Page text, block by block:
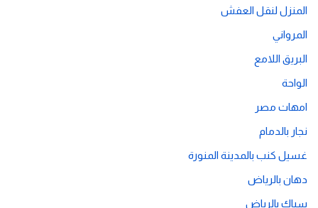
المنزل لنقل العفش
المرواني
البريق اللامع
الواحة
امهات مصر
نجار بالدمام
غسيل كنب بالمدينة المنورة
دهان بالرياض
سباك بالرياض